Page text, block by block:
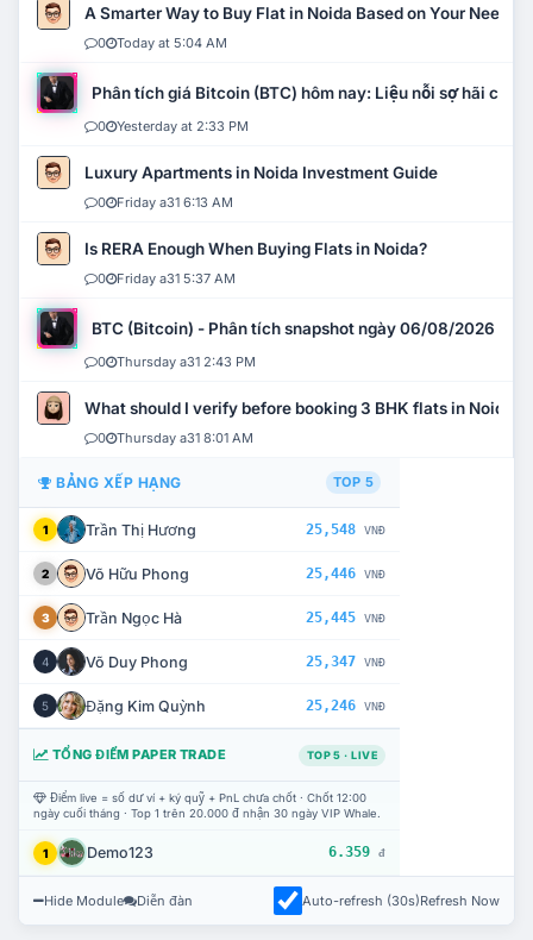
A Smarter Way to Buy Flat in Noida Based on Your Needs
0 Today at 5:04 AM
Phân tích giá Bitcoin (BTC) hôm nay: Liệu nỗi sợ hãi có
0 Yesterday at 2:33 PM
Luxury Apartments in Noida Investment Guide
0 Friday a31 6:13 AM
Is RERA Enough When Buying Flats in Noida?
0 Friday a31 5:37 AM
BTC (Bitcoin) - Phân tích snapshot ngày 06/08/2026
0 Thursday a31 2:43 PM
What should I verify before booking 3 BHK flats in Noida?
0 Thursday a31 8:01 AM
BẢNG XẾP HẠNG TOP 5
1 Trần Thị Hương 25,548 VNĐ
2 Võ Hữu Phong 25,446 VNĐ
3 Trần Ngọc Hà 25,445 VNĐ
4 Võ Duy Phong 25,347 VNĐ
5 Đặng Kim Quỳnh 25,246 VNĐ
TỔNG ĐIỂM PAPER TRADE TOP 5 · LIVE
Điểm live = số dư ví + ký quỹ + PnL chưa chốt · Chốt 12:00
ngày cuối tháng · Top 1 trên 20.000 đ nhận 30 ngày VIP Whale.
1 Demo123 6.359 đ
Hide Module Diễn đàn Auto-refresh (30s)Refresh Now